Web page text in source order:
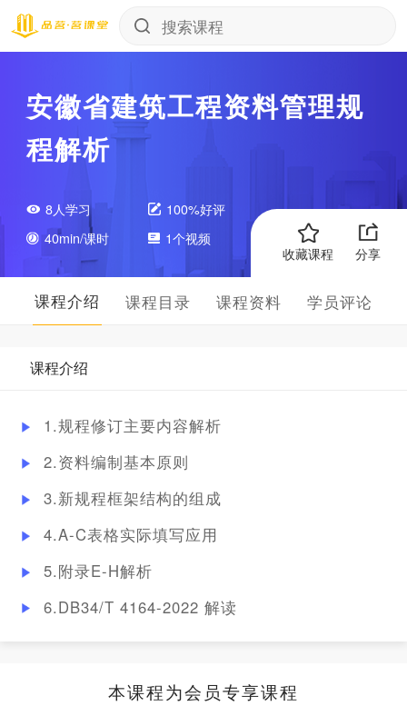
安徽省建筑工程资料管理规
程解析
8人学习
100%好评
40min/课时
1个视频
收藏课程
分享
课程介绍 课程目录 课程资料 学员评论
课程介绍
1.规程修订主要内容解析
2.资料编制基本原则
3.新规程框架结构的组成
4.A-C表格实际填写应用
5.附录E-H解析
6.DB34/T 4164-2022 解读
本课程为会员专享课程